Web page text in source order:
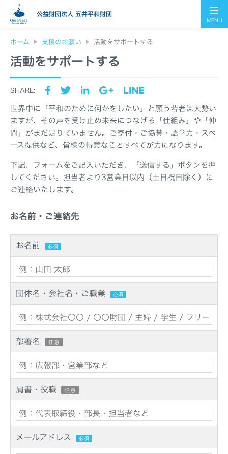
公益財団法人 五井平和財団
MENU
ホーム 支援のお願い 活動をサポートする
活動をサポートする
SHARE:
世界中に「平和のために何かをしたい」と願う若者は大勢い
ますが、その声を受け止め未来につなげる「仕組み」や「仲
間」がまだ足りていません。ご寄付・ご協賛・語学力・スペ
ース提供など、皆様の得意なことすべてが力になります。
下記、フォームをご記入いただき、「送信する」ボタンを押
してください。担当者より3営業日以内（土日祝日除く）に
ご連絡いたします。
お名前・ご連絡先
お名前 必須
団体名・会社名・ご職業 必須
部署名 任意
肩書・役職 任意
メールアドレス 必須